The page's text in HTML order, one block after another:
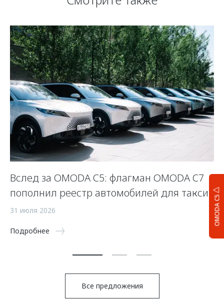
OMODA C5
Вслед за OMODA C5: флагман OMODA C7
пополнил реестр автомобилей для такси
31 июля 2026
Подробнее
5
Все предложения